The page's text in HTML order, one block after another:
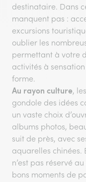
destinataire. Dans
manquent pas :
excursions
oublier les
permettant à votre
activités à
forme.
Au rayon culture,
gondole des idées
un vaste choix
albums photos,
suit de près, avec
aquarelles chinées.
n’est pas réservé
bons moments de